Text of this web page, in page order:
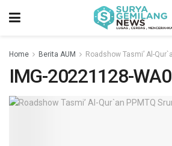
Home Berita AUM Roadshow Tasmi’ Al-
IMG-20221128-